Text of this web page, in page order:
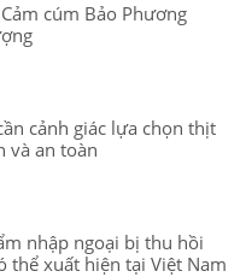
cúm Bảo Phương
cảnh giác lựa chọn thịt
và an toàn
nhập ngoại bị thu hồi
thể xuất hiện tại Việt Nam